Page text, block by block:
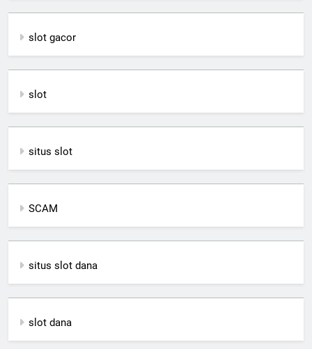
slot gacor
slot
situs slot
SCAM
situs slot dana
slot dana